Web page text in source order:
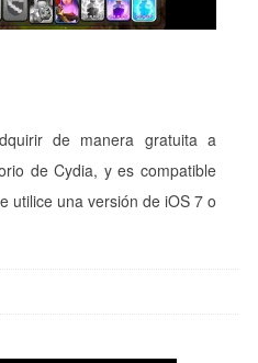
de manera gratuita a
de Cydia, y es compatible
utilice una versión de iOS 7 o